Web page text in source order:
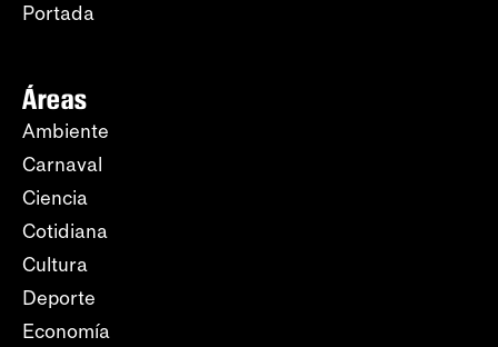
Portada
Áreas
Ambiente
Carnaval
Ciencia
Cotidiana
Cultura
Deporte
Economía